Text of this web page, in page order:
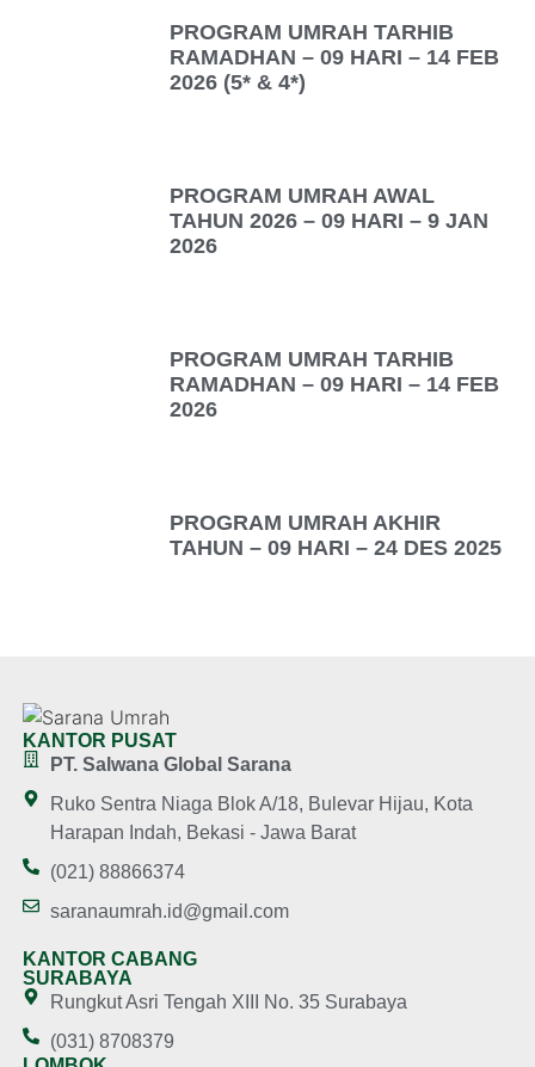
PROGRAM UMRAH TARHIB
RAMADHAN – 09 HARI – 14 FEB
2026 (5* & 4*)
PROGRAM UMRAH AWAL
TAHUN 2026 – 09 HARI – 9 JAN
2026
PROGRAM UMRAH TARHIB
RAMADHAN – 09 HARI – 14 FEB
2026
PROGRAM UMRAH AKHIR
TAHUN – 09 HARI – 24 DES 2025
KANTOR PUSAT
PT. Salwana Global Sarana
Ruko Sentra Niaga Blok A/18, Bulevar Hijau, Kota
Harapan Indah, Bekasi - Jawa Barat
(021) 88866374
saranaumrah.id@gmail.com
KANTOR CABANG
SURABAYA
Rungkut Asri Tengah XIII No. 35 Surabaya
(031) 8708379